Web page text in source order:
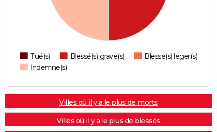
Tué(s) Blessé(s) grave(s)
Blessé(s) léger(s)
Indemne(s)
Villes où il y a le plus de morts
Villes où il y a le plus de blessés